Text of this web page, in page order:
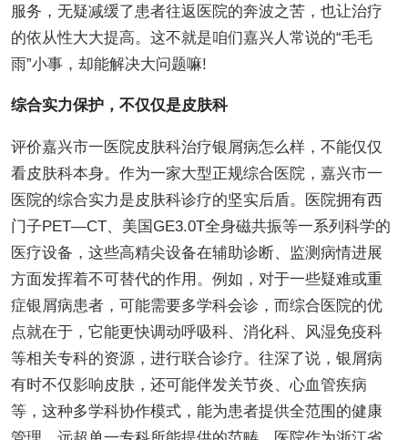
服务，无疑减缓了患者往返医院的奔波之苦，也让治疗
的依从性大大提高。这不就是咱们嘉兴人常说的“毛毛
雨”小事，却能解决大问题嘛!
综合实力保护，不仅仅是皮肤科
评价嘉兴市一医院皮肤科治疗银屑病怎么样，不能仅仅
看皮肤科本身。作为一家大型正规综合医院，嘉兴市一
医院的综合实力是皮肤科诊疗的坚实后盾。医院拥有西
门子PET—CT、美国GE3.0T全身磁共振等一系列科学的
医疗设备，这些高精尖设备在辅助诊断、监测病情进展
方面发挥着不可替代的作用。例如，对于一些疑难或重
症银屑病患者，可能需要多学科会诊，而综合医院的优
点就在于，它能更快调动呼吸科、消化科、风湿免疫科
等相关专科的资源，进行联合诊疗。往深了说，银屑病
有时不仅影响皮肤，还可能伴发关节炎、心血管疾病
等，这种多学科协作模式，能为患者提供全范围的健康